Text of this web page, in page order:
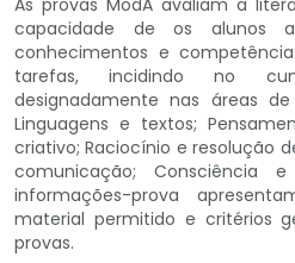
As provas ModA avaliam a
capacidade de os alunos
conhecimentos e
tarefas, incidindo no
designadamente nas áreas
Linguagens e textos;
criativo; Raciocínio e resolução
comunicação; Consciência
informações-prova
material permitido e critérios
provas.